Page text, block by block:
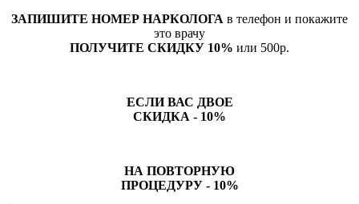
ЗАПИШИТЕ НОМЕР НАРКОЛОГА в телефон и покажите
это врачу
ПОЛУЧИТЕ СКИДКУ 10% или 500р.
ЕСЛИ ВАС ДВОЕ
СКИДКА - 10%
НА ПОВТОРНУЮ
ПРОЦЕДУРУ - 10%